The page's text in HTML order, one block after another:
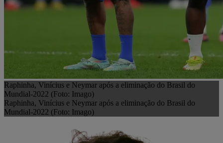
Raphinha, Vinícius e Neymar após a eliminação do Brasil do
Mundial-2022 (Foto: Imago)
Raphinha, Vinícius e Neymar após a eliminação do Brasil do
Mundial-2022 (Foto: Imago)